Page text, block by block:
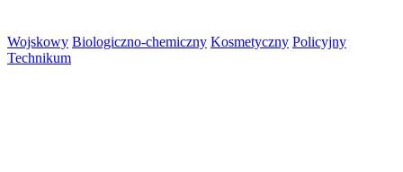
Wojskowy Biologiczno-chemiczny Kosmetyczny Policyjny
Technikum